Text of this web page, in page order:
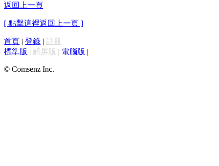
返回上一頁
[ 點擊這裡返回上一頁 ]
首頁 | 登錄 | 註冊
標準版 | 觸屏版 | 電腦版 |
© Comsenz Inc.